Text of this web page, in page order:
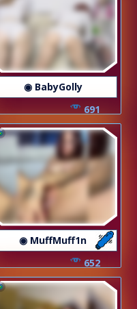
◉ BabyGolly
691
◉ MuffMuff1n
652